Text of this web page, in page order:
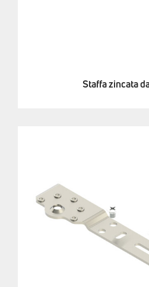
Staffa zincata